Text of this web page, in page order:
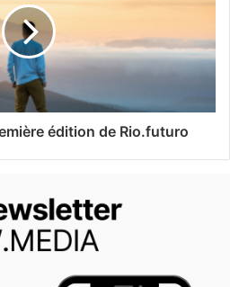
édition de Rio.futuro